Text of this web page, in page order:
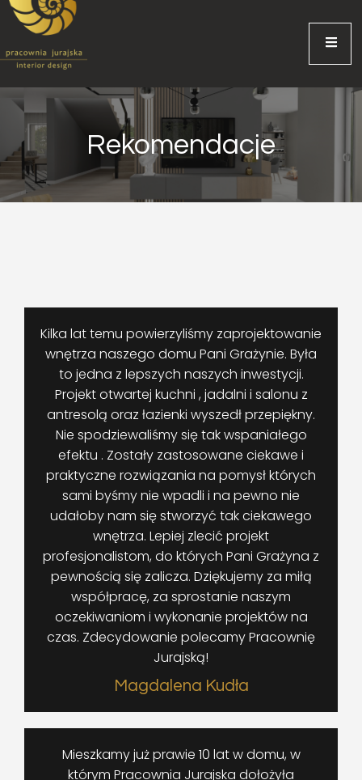
Rekomendacje
Kilka lat temu powierzyliśmy zaprojektowanie
wnętrza naszego domu Pani Grażynie. Była
to jedna z lepszych naszych inwestycji.
Projekt otwartej kuchni , jadalni i salonu z
antresolą oraz łazienki wyszedł przepiękny.
Nie spodziewaliśmy się tak wspaniałego
efektu . Zostały zastosowane ciekawe i
praktyczne rozwiązania na pomysł których
sami byśmy nie wpadli i na pewno nie
udałoby nam się stworzyć tak ciekawego
wnętrza. Lepiej zlecić projekt
profesjonalistom, do których Pani Grażyna z
pewnością się zalicza. Dziękujemy za miłą
współpracę, za sprostanie naszym
oczekiwaniom i wykonanie projektów na
czas. Zdecydowanie polecamy Pracownię
Jurajską!
Magdalena Kudła
Mieszkamy już prawie 10 lat w domu, w
którym Pracownia Jurajska dołożyła